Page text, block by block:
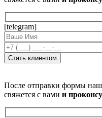
[telegram]
После отправки формы
свяжется с вами и